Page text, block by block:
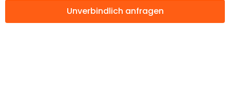
Unverbindlich anfragen